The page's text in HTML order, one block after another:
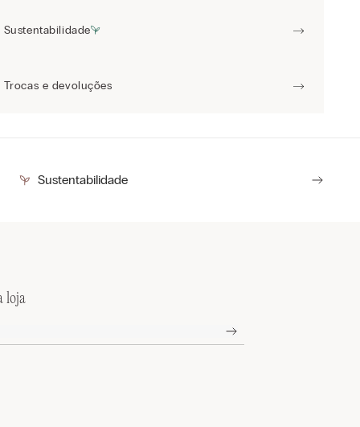
Sustentabilidade
Trocas e devoluções
Sustentabilidade
loja